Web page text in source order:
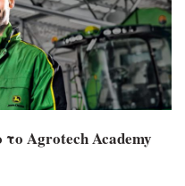
Agrotech Academy